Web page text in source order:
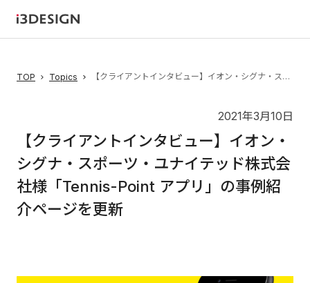
TOP Topics 【クライアントインタビュー】イオン・シグナ・スポーツ・ユナイテッド株式会社様「Tennis-Point アプリ」の事例紹介ページを更新
2021年3月10日
【クライアントインタビュー】イオン・
シグナ・スポーツ・ユナイテッド株式会
社様「Tennis-Point アプリ」の事例紹
介ページを更新